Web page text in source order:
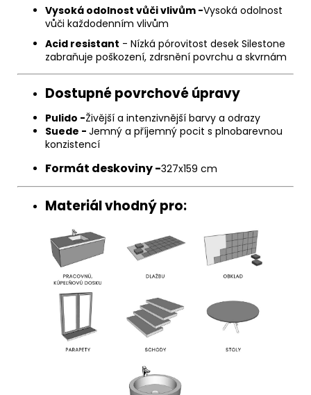
Vysoká odolnost vůči vlivům -Vysoká odolnost
vůči každodenním vlivům
Acid resistant - Nízká pórovitost desek Silestone
zabraňuje poškození, zdrsnění povrchu a skvrnám
Dostupné povrchové úpravy
Pulido -Živější a intenzivnější barvy a odrazy
Suede - Jemný a příjemný pocit s plnobarevnou
konzistencí
Formát deskoviny -327x159 cm
Materiál vhodný pro: